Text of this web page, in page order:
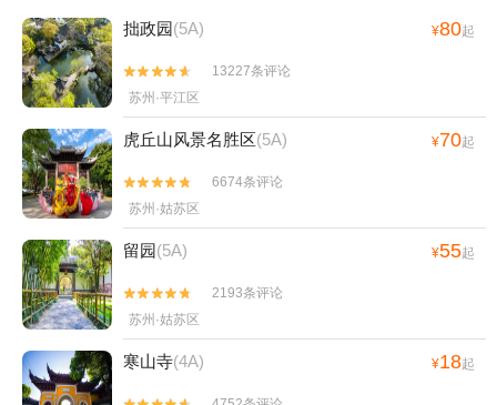
拙政园(5A) ¥80起


13227条评论
苏州·平江区
虎丘山风景名胜区(5A) ¥70起


6674条评论
苏州·姑苏区
留园(5A) ¥55起


2193条评论
苏州·姑苏区
寒山寺(4A) ¥18起